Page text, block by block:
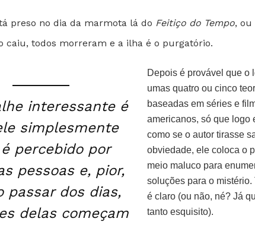
preso no dia da marmota lá do Feitiço do Tempo, ou
caiu, todos morreram e a ilha é o purgatório.
interessante é
simplesmente
percebido por
pessoas e, pior,
passar dos dias,
delas começam
Depois é provável que o
umas quatro ou cinco
baseadas em séries e
americanos, só que logo
como se o autor tirasse
obviedade, ele coloca o
meio maluco para
soluções para o mistério.
é claro (ou não, né? Já
tanto esquisito).